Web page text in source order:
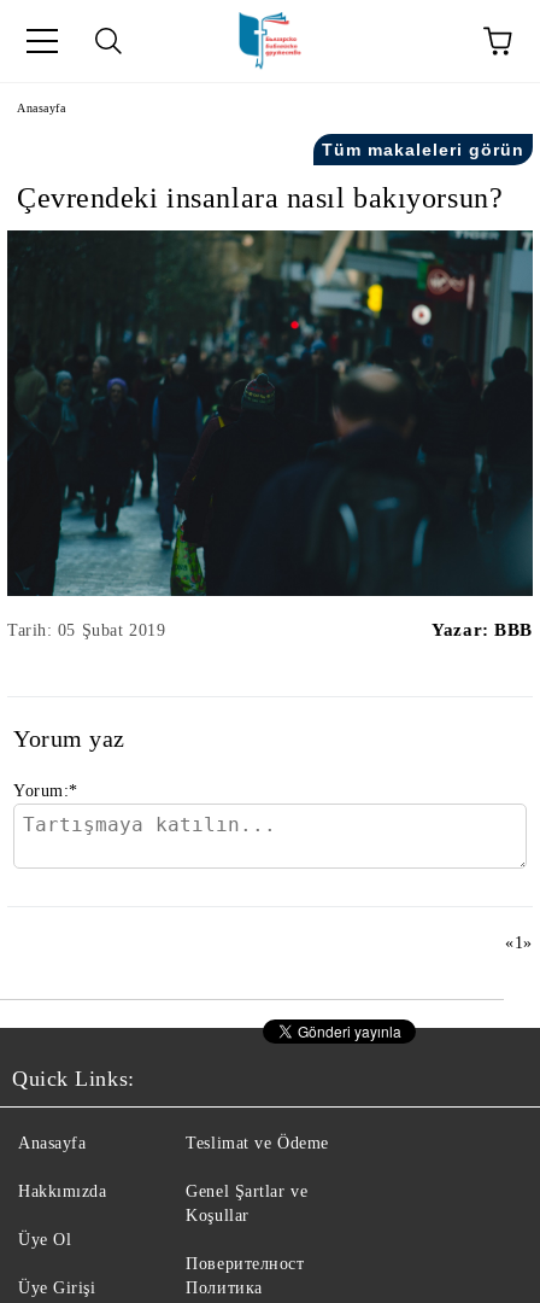
на турски.
Anasayfa
Tüm makaleleri görün
Çevrendeki insanlara nasıl bakıyorsun?
Tarih: 05 Şubat 2019 Yazar: BBB
Yorum yaz
Yorum:*
«1»
Quick Links:
Anasayfa
Hakkımızda
Üye Ol
Üye Girişi
Teslimat ve Ödeme
Genel Şartlar ve
Koşullar
Поверителност
Политика